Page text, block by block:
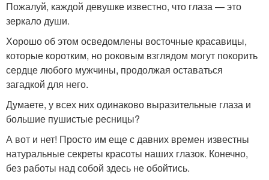
Пожалуй, каждой девушке известно, что глаза — это
зеркало души.
Хорошо об этом осведомлены восточные красавицы,
которые коротким, но роковым взглядом могут покорить
сердце любого мужчины, продолжая оставаться
загадкой для него.
Думаете, у всех них одинаково выразительные глаза и
большие пушистые ресницы?
А вот и нет! Просто им еще с давних времен известны
натуральные секреты красоты наших глазок. Конечно,
без работы над собой здесь не обойтись.